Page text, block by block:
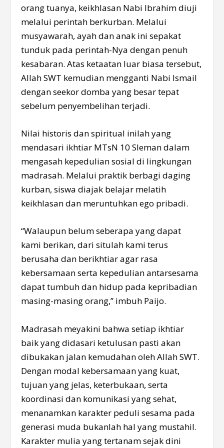
orang tuanya, keikhlasan Nabi Ibrahim diuji
melalui perintah berkurban. Melalui
musyawarah, ayah dan anak ini sepakat
tunduk pada perintah-Nya dengan penuh
kesabaran. Atas ketaatan luar biasa tersebut,
Allah SWT kemudian mengganti Nabi Ismail
dengan seekor domba yang besar tepat
sebelum penyembelihan terjadi.
Nilai historis dan spiritual inilah yang
mendasari ikhtiar MTsN 10 Sleman dalam
mengasah kepedulian sosial di lingkungan
madrasah. Melalui praktik berbagi daging
kurban, siswa diajak belajar melatih
keikhlasan dan meruntuhkan ego pribadi.
“Walaupun belum seberapa yang dapat
kami berikan, dari situlah kami terus
berusaha dan berikhtiar agar rasa
kebersamaan serta kepedulian antarsesama
dapat tumbuh dan hidup pada kepribadian
masing-masing orang,” imbuh Paijo.
Madrasah meyakini bahwa setiap ikhtiar
baik yang didasari ketulusan pasti akan
dibukakan jalan kemudahan oleh Allah SWT.
Dengan modal kebersamaan yang kuat,
tujuan yang jelas, keterbukaan, serta
koordinasi dan komunikasi yang sehat,
menanamkan karakter peduli sesama pada
generasi muda bukanlah hal yang mustahil.
Karakter mulia yang tertanam sejak dini